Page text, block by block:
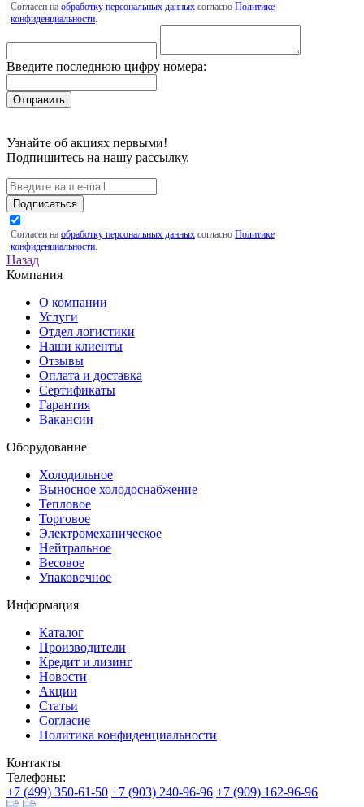
Согласен на обработку персональных данных согласно Политике
конфиденциальности.
Введите последнюю цифру номера:
Узнайте об акциях первыми!
Подпишитесь на нашу рассылку.
Подписаться
Согласен на обработку персональных данных согласно Политике
конфиденциальности.
Назад
Компания
О компании
Услуги
Отдел логистики
Наши клиенты
Отзывы
Оплата и доставка
Сертификаты
Гарантия
Вакансии
Оборудование
Холодильное
Выносное холодоснабжение
Тепловое
Торговое
Электромеханическое
Нейтральное
Весовое
Упаковочное
Информация
Каталог
Производители
Кредит и лизинг
Новости
Акции
Статьи
Согласие
Политика конфиденциальности
Контакты
Телефоны:
+7 (499) 350-61-50 +7 (903) 240-96-96 +7 (909) 162-96-96